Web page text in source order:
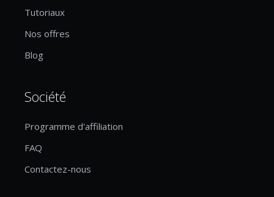
Tutoriaux
Nos offres
Blog
Société
Programme d'affiliation
FAQ
Contactez-nous